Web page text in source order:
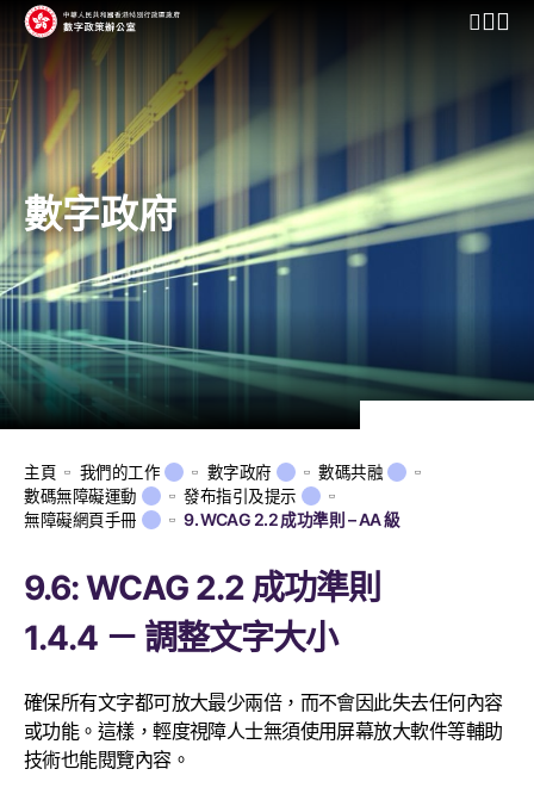
開啟行
數字政府
主頁 我們的工作 數字政府
數碼共融
數碼無障礙運動
發布指引及提示
無障礙網頁手冊
9. WCAG 2.2 成功準則 – AA 級
9.6: WCAG 2.2 成功準則
1.4.4 － 調整文字大小
確保所有文字都可放大最少兩倍，而不會因此失去任何內容
或功能。這樣，輕度視障人士無須使用屏幕放大軟件等輔助
技術也能閱覽內容。